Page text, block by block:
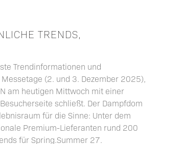
TRENDS,
Trendinformationen und
(2. und 3. Dezember 2025),
am heutigen Mittwoch mit einer
schließt. Der Dampfdom
für die Sinne: Unter dem
Premium-Lieferanten rund 200
für Spring.Summer 27.